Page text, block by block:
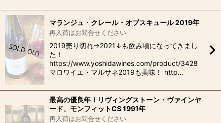
マランジュ・クレール・オブスキュール 2019年
再入荷はお問合せください
2019売り切れ→2021↓も飲み頃になってきまし
た！
https://www.yoshidawines.com/product/3428
マロワイエ・マルサネ2019も美味！ http…
最高の優良年！リヴィングストーン・ヴァインヤ
ード、モンフィットCS 1991年
再入荷はお問合せください